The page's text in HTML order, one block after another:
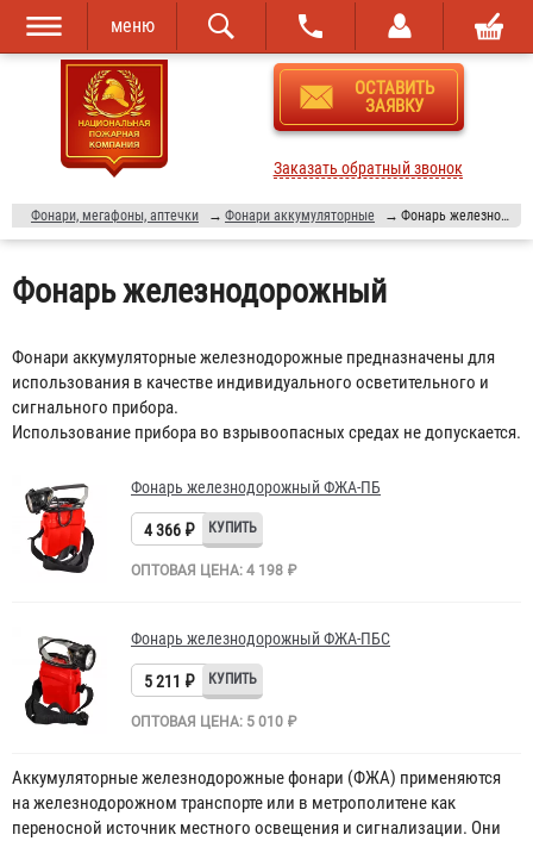
Перейти к
основному
содержанию
Skip to
navigation
меню
ОСТАВИТЬ
ЗАЯВКУ
Заказать обратный звонок
Фонари, мегафоны, аптечки → Фонари аккумуляторные → Фонарь железнодорожный
Фонарь железнодорожный
Фонари аккумуляторные железнодорожные предназначены для
использования в качестве индивидуального осветительного и
сигнального прибора.
Использование прибора во взрывоопасных средах не допускается.
Фонарь железнодорожный ФЖА-ПБ
4 366 ₽
ОПТОВАЯ ЦЕНА: 4 198 ₽
Фонарь железнодорожный ФЖА-ПБС
5 211 ₽
ОПТОВАЯ ЦЕНА: 5 010 ₽
Аккумуляторные железнодорожные фонари (ФЖА) применяются
на железнодорожном транспорте или в метрополитене как
переносной источник местного освещения и сигнализации. Они